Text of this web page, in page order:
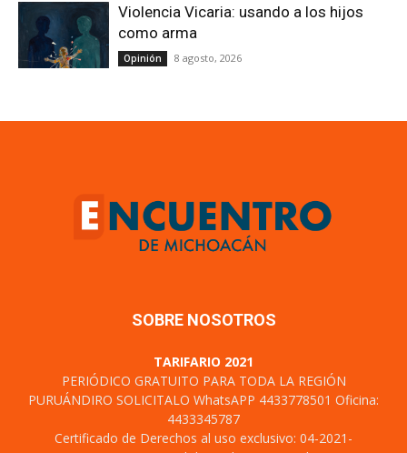
Violencia Vicaria: usando a los hijos
como arma
Opinión 8 agosto, 2026
SOBRE NOSOTROS
TARIFARIO 2021
PERIÓDICO GRATUITO PARA TODA LA REGIÓN
PURUÁNDIRO SOLICITALO WhatsAPP 4433778501 Oficina:
4433345787
Certificado de Derechos al uso exclusivo: 04-2021-